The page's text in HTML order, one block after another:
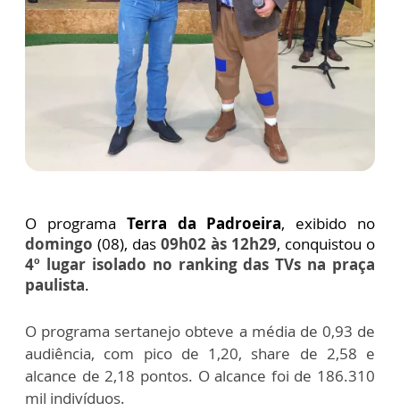
O programa Terra da Padroeira, exibido no
domingo (08), das 09h02 às 12h29, conquistou o
4º lugar isolado no ranking das TVs na praça
paulista.
O programa sertanejo obteve a média de 0,93 de
audiência, com pico de 1,20, share de 2,58 e
alcance de 2,18 pontos. O alcance foi de 186.310
mil indivíduos.